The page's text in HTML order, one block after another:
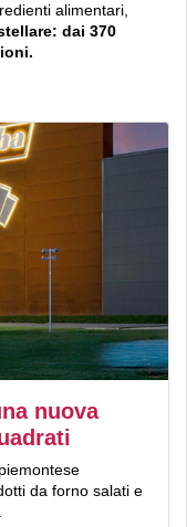
alimentari,
dai 370
nuova
da forno salati e